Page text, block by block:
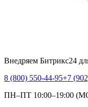
Внедряем Битрикс24
8 (800) 550-44-95+7
ПН–ПТ 10:00–19:00